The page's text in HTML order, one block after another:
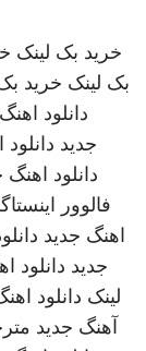
خرید بک لینک
بک لینک خرید
دانلود
جدید
دانلود اهنگ
فالوور
اهنگ جدید
جدید دانلود
لینک دانلود
آهنگ جدید